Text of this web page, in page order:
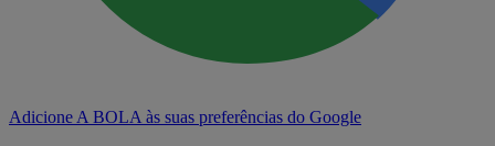
Adicione A BOLA às suas preferências do Google